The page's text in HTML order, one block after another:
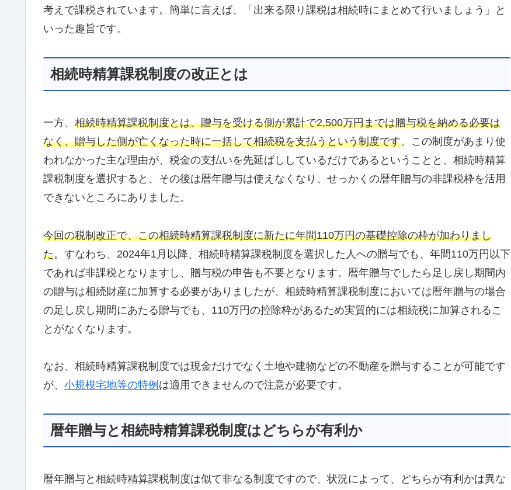
考えで課税されています。簡単に言えば、「出来る限り課税は相続時にまとめて行いましょう」と
いった趣旨です。
相続時精算課税制度の改正とは
一方、 相続時精算課税制度とは、贈与を受ける側が累計で2,500万円までは贈与税を納める必要は
なく、贈与した側が亡くなった時に一括して相続税を支払うという制度です。この制度があまり使
われなかった主な理由が、税金の支払いを先延ばししているだけであるということと、相続時精算
課税制度を選択すると、その後は暦年贈与は使えなくなり、せっかくの暦年贈与の非課税枠を活用
できないところにありました。
今回の税制改正で、この相続時精算課税制度に新たに年間110万円の基礎控除の枠が加わりまし
た。すなわち、2024年1月以降、相続時精算課税制度を選択した人への贈与でも、年間110万円以下
であれば非課税となりますし、贈与税の申告も不要となります。暦年贈与でしたら足し戻し期間内
の贈与は相続財産に加算する必要がありましたが、相続時精算課税制度においては暦年贈与の場合
の足し戻し期間にあたる贈与でも、110万円の控除枠があるため実質的には相続税に加算されるこ
とがなくなります。
なお、相続時精算課税制度では現金だけでなく土地や建物などの不動産を贈与することが可能です
が、 小規模宅地等の特例 は適用できませんので注意が必要です。
暦年贈与と相続時精算課税制度はどちらが有利か
暦年贈与と相続時精算課税制度は似て非なる制度ですので、状況によって、どちらが有利かは異な